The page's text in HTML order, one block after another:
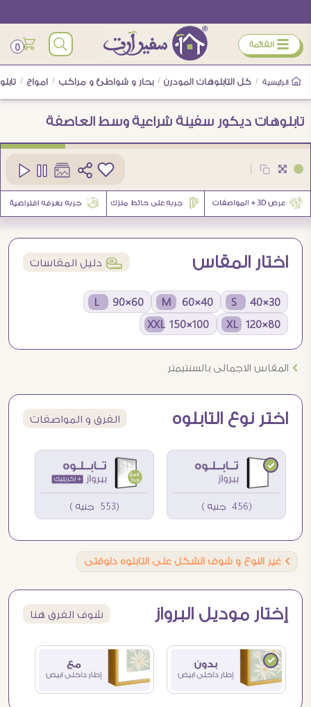
ÿ القائمة 0
الرئيسية / كل التابلوهات المودرن / بحار و شواطئ و مراكب / امواج /
تابلوهات ديكور سفينة شراعية وسط العاصفة
اختار المقاس í دليل المقاسات
30×40 S
40×60 M
60×90 L
80×120 XL
100×150 XXL
Ö المقاس الاجمالى بالسنتيمتر
اختر نوع التابلوه الفرق و المواصفات
(456 جنيه ) (553 جنيه )
Ö غير النوع و شوف الشكل على التابلوه دلوقتى
إختار موديل البرواز شوف الفرق هنا